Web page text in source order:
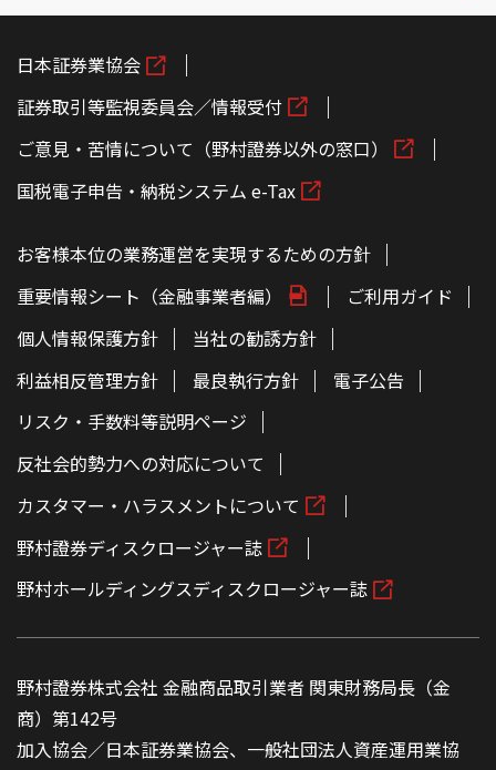
日本証券業協会
証券取引等監視委員会／情報受付
ご意見・苦情について（野村證券以外の窓口）
国税電子申告・納税システム e-Tax
お客様本位の業務運営を実現するための方針
重要情報シート（金融事業者編）
ご利用ガイド
個人情報保護方針
当社の勧誘方針
利益相反管理方針
最良執行方針
電子公告
リスク・手数料等説明ページ
反社会的勢力への対応について
カスタマー・ハラスメントについて
野村證券ディスクロージャー誌
野村ホールディングスディスクロージャー誌
野村證券株式会社 金融商品取引業者 関東財務局長（金
商）第142号
加入協会／日本証券業協会、一般社団法人資産運用業協